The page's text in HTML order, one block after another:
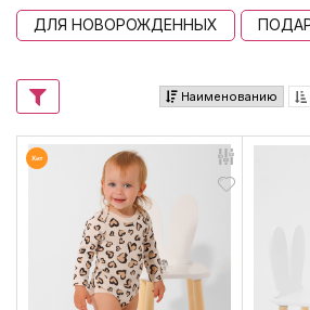
ДЛЯ НОВОРОЖДЕННЫХ
Наименованию